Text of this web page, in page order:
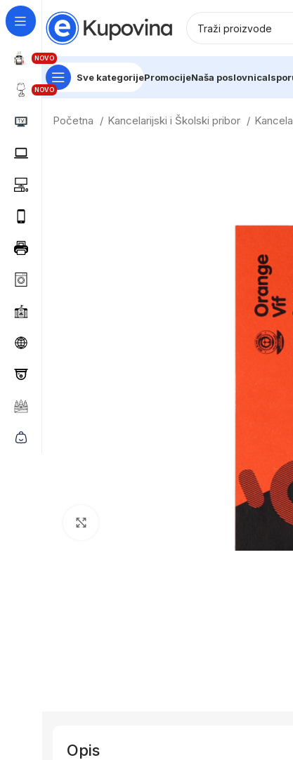
NOVO
NOVO
Sve kategorijePromocijeNaša poslovnica
Početna Kancelarijski i Školski pribor
Opis